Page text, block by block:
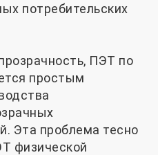
потребительских
ПЭТ по
простым
Эта проблема тесно
физической